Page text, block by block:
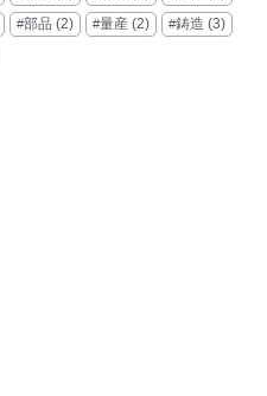
部品 (2) 量産 (2) 鋳造 (3)